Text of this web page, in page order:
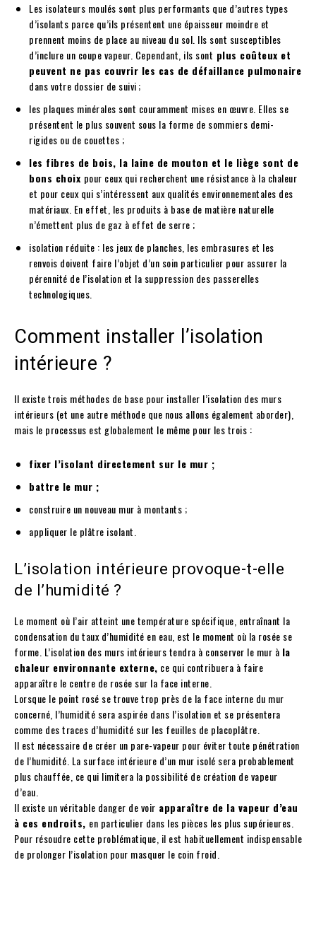
Les isolateurs moulés sont plus performants que d’autres types
d’isolants parce qu’ils présentent une épaisseur moindre et
prennent moins de place au niveau du sol. Ils sont susceptibles
d’inclure un coupe vapeur. Cependant, ils sont plus coûteux et
peuvent ne pas couvrir les cas de défaillance pulmonaire
dans votre dossier de suivi ;
les plaques minérales sont couramment mises en œuvre. Elles se
présentent le plus souvent sous la forme de sommiers demi-
rigides ou de couettes ;
les fibres de bois, la laine de mouton et le liège sont de
bons choix pour ceux qui recherchent une résistance à la chaleur
et pour ceux qui s’intéressent aux qualités environnementales des
matériaux. En effet, les produits à base de matière naturelle
n’émettent plus de gaz à effet de serre ;
isolation réduite : les jeux de planches, les embrasures et les
renvois doivent faire l’objet d’un soin particulier pour assurer la
pérennité de l’isolation et la suppression des passerelles
technologiques.
Comment installer l’isolation
intérieure ?
Il existe trois méthodes de base pour installer l’isolation des murs
intérieurs (et une autre méthode que nous allons également aborder),
mais le processus est globalement le même pour les trois :
fixer l’isolant directement sur le mur ;
battre le mur ;
construire un nouveau mur à montants ;
appliquer le plâtre isolant.
L’isolation intérieure provoque-t-elle
de l’humidité ?
Le moment où l’air atteint une température spécifique, entraînant la
condensation du taux d’humidité en eau, est le moment où la rosée se
forme. L’isolation des murs intérieurs tendra à conserver le mur à la
chaleur environnante externe, ce qui contribuera à faire
apparaître le centre de rosée sur la face interne.
Lorsque le point rosé se trouve trop près de la face interne du mur
concerné, l’humidité sera aspirée dans l’isolation et se présentera
comme des traces d’humidité sur les feuilles de placoplâtre.
Il est nécessaire de créer un pare-vapeur pour éviter toute pénétration
de l’humidité. La surface intérieure d’un mur isolé sera probablement
plus chauffée, ce qui limitera la possibilité de création de vapeur
d’eau.
Il existe un véritable danger de voir apparaître de la vapeur d’eau
à ces endroits, en particulier dans les pièces les plus supérieures.
Pour résoudre cette problématique, il est habituellement indispensable
de prolonger l’isolation pour masquer le coin froid.